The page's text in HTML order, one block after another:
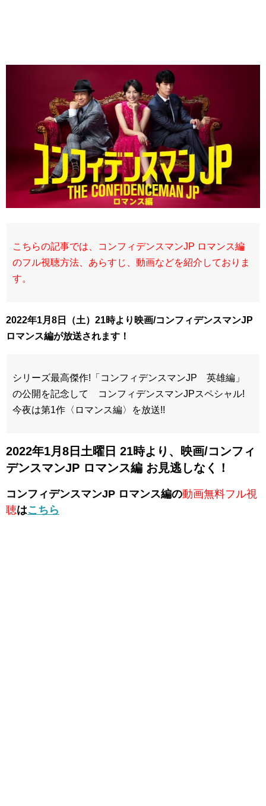
こちらの記事では、コンフィデンスマンJP ロマンス編
のフル視聴方法、あらすじ、動画などを紹介しておりま
す。
2022年1月8日（土）21時より映画/コンフィデンスマンJP
ロマンス編が放送されます！
シリーズ最高傑作!「コンフィデンスマンJP 英雄編」
の公開を記念して コンフィデンスマンJPスペシャル!
今夜は第1作〈ロマンス編〉を放送!!
2022年1月8日土曜日 21時より、映画/コンフィ
デンスマンJP ロマンス編 お見逃しなく！
コンフィデンスマンJP ロマンス編の動画無料フル視
聴はこちら